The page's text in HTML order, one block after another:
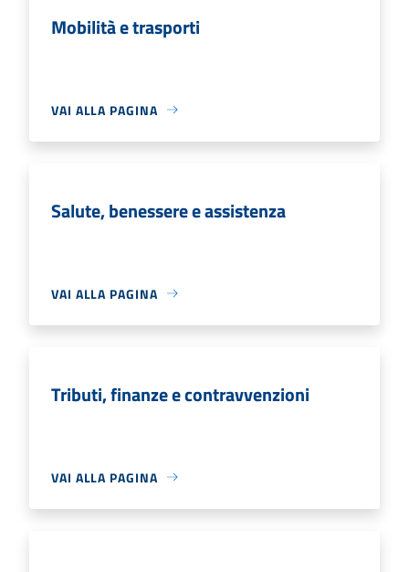
Mobilità e trasporti
VAI ALLA PAGINA
Salute, benessere e assistenza
VAI ALLA PAGINA
Tributi, finanze e contravvenzioni
VAI ALLA PAGINA